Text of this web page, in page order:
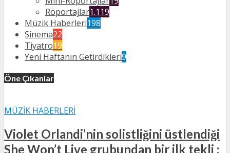
Röportajlar1.119
Müzik Haberleri198
Sinema22
Tiyatro19
Yeni Haftanın Getirdikleri9
Öne Çıkanlar
MÜZIK HABERLERI
Violet Orlandi’nin solistliğini üstlendiği
She Won’t Live grubundan bir ilk tekli :